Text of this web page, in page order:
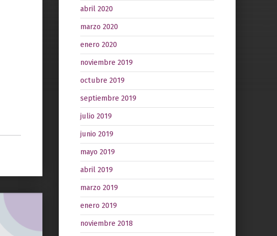
abril 2020
marzo 2020
enero 2020
noviembre 2019
octubre 2019
septiembre 2019
julio 2019
junio 2019
mayo 2019
abril 2019
marzo 2019
enero 2019
noviembre 2018